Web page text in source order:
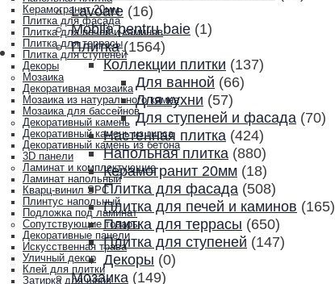
Керамогранит 20мм
Плитка для фасада
Плитка для печей и каминов
Плитка для террасы
Плитка для ступеней
Декоры
Мозаика
Декоративная мозаика
Мозаика из натурального камня
Мозаика для бассейнов
Декоративный камень
Декоративный камень из гипса
Декоративный камень из бетона
3D панели
Ламинат и комплектующие
Ламинат напольный
Кварц-винил SPC
Плинтус напольный
Подложка под ламинат
Сопутствующие товары
Декоративные панели
Искусственная трава
Уличный декор
Клей для плитки
Затирка для швов
Lavoare (16)
Mobila pentru baie (1)
Плитка (1564)
Коллекции плитки (137)
Для ванной (66)
Для кухни (57)
Для ступеней и фасада (70)
Настенная плитка (424)
Напольная плитка (880)
Керамогранит 20мм (18)
Плитка для фасада (508)
Плитка для печей и каминов (165)
Плитка для террасы (650)
Плитка для ступеней (147)
Декоры (0)
Мозаика (149)